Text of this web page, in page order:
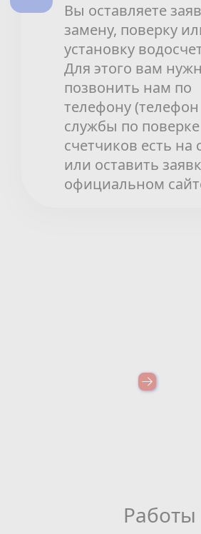
Вы оставляете
замену, поверку
установку
Для этого вам
позвонить нам по
телефону (телефон
службы по поверке
счетчиков есть на
или оставить
официальном
Работы